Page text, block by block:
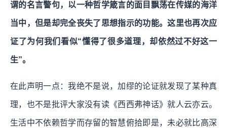
谓的名言警句，以一种哲学箴言的面目飘荡在传媒的海洋
当中，但是却完全丧失了思想指示的功能。这里也再次应
证了为何我们看似“懂得了很多道理，却依然过不好这一
生”。
在此声明一点：我绝不是说，加缪的论证就发现了某种真
理，也不是批评大家没有读《西西弗神话》就人云亦云。
生活中不依赖哲学而存留的智慧俯拾即是，未必就比高深